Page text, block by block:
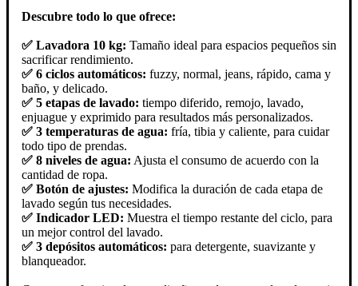
Descubre todo lo que ofrece:
✅ Lavadora 10 kg: Tamaño ideal para espacios pequeños sin
sacrificar rendimiento.
✅ 6 ciclos automáticos: fuzzy, normal, jeans, rápido, cama y
baño, y delicado.
✅ 5 etapas de lavado: tiempo diferido, remojo, lavado,
enjuague y exprimido para resultados más personalizados.
✅ 3 temperaturas de agua: fría, tibia y caliente, para cuidar
todo tipo de prendas.
✅ 8 niveles de agua: Ajusta el consumo de acuerdo con la
cantidad de ropa.
✅ Botón de ajustes: Modifica la duración de cada etapa de
lavado según tus necesidades.
✅ Indicador LED: Muestra el tiempo restante del ciclo, para
un mejor control del lavado.
✅ 3 depósitos automáticos: para detergente, suavizante y
blanqueador.